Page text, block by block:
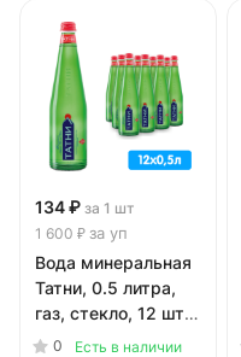
134 ₽ за 1 шт
1 600 ₽ за уп
Вода минеральная
Татни, 0.5 литра,
газ, стекло, 12 шт.
в уп.
0
Есть в наличии